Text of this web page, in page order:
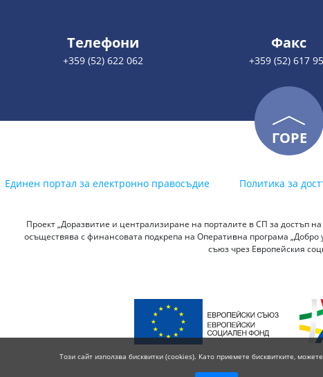
Телефони
+359 (52) 622 062
Факс
+359 (52) 617
ГОРЕ
Единен портал за електронно правосъдие Политика за
Проект „Доразвитие и централизиране на порталите в СП за достъп
осъществява с финансовата подкрепа на Оперативна програма
съюз чрез Европейския
Този сайт използва бисквитки (cookies). Като приемете бисквитките,